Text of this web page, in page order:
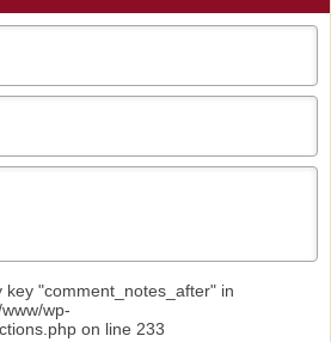
key "comment_notes_after" in
wp-
on line 233